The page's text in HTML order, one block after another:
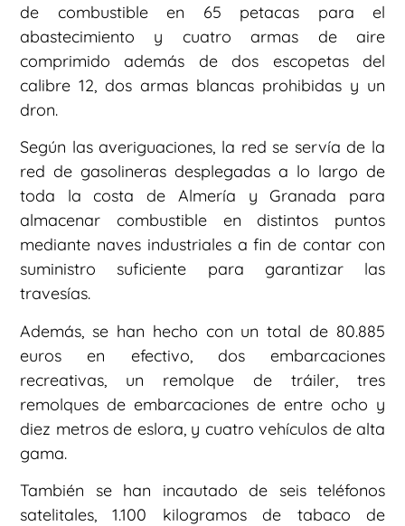
de combustible en 65 petacas para el
abastecimiento y cuatro armas de aire
comprimido además de dos escopetas del
calibre 12, dos armas blancas prohibidas y un
dron.
Según las averiguaciones, la red se servía de la
red de gasolineras desplegadas a lo largo de
toda la costa de Almería y Granada para
almacenar combustible en distintos puntos
mediante naves industriales a fin de contar con
suministro suficiente para garantizar las
travesías.
Además, se han hecho con un total de 80.885
euros en efectivo, dos embarcaciones
recreativas, un remolque de tráiler, tres
remolques de embarcaciones de entre ocho y
diez metros de eslora, y cuatro vehículos de alta
gama.
También se han incautado de seis teléfonos
satelitales, 1.100 kilogramos de tabaco de